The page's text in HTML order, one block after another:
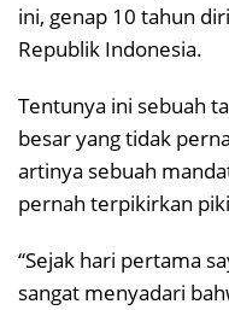
ini, genap 10 tahun
Republik Indonesia.
Tentunya ini sebuah
besar yang tidak
artinya sebuah
pernah terpikirkan
“Sejak hari pertama
sangat menyadari